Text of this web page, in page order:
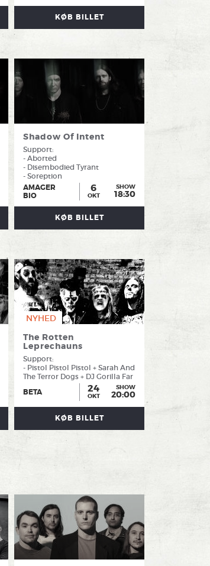
KØB BILLET
Shadow Of Intent
Support:
- Aborted
- Disembodied Tyrant
- Soreption
AMAGER
BIO
6
OKT
SHOW
18:30
KØB BILLET
NYHED
The Rotten
Leprechauns
Support:
- Pistol Pistol Pistol + Sarah And
The Terror Dogs + DJ Gorilla Far
BETA 24
OKT
SHOW
20:00
KØB BILLET